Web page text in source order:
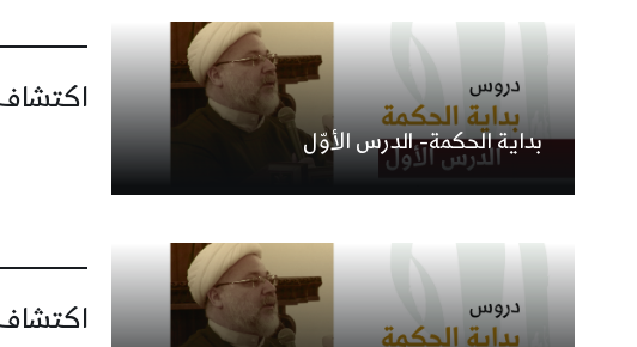
بداية الحكمة- الدرس الأوّل
اكتشاف
اكتشاف